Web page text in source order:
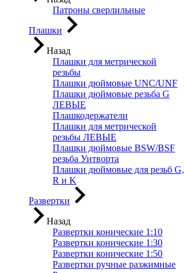
Патроны сверлильные
Плашки
Назад
Плашки для метрической
резьбы
Плашки дюймовые UNC/UNF
Плашки дюймовые резьба G
ЛЕВЫЕ
Плашкодержатели
Плашки для метрической
резьбы ЛЕВЫЕ
Плашки дюймовые BSW/BSF
резьба Уитворта
Плашки дюймовые для резьб G,
R и K
Развертки
Назад
Развертки конические 1:10
Развертки конические 1:30
Развертки конические 1:50
Развертки ручные разжимные